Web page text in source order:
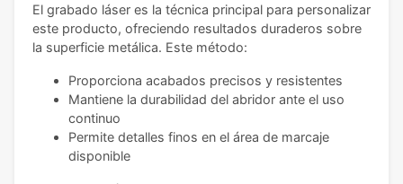
El grabado láser es la técnica principal para personalizar
este producto, ofreciendo resultados duraderos sobre
la superficie metálica. Este método:
Proporciona acabados precisos y resistentes
Mantiene la durabilidad del abridor ante el uso
continuo
Permite detalles finos en el área de marcaje
disponible